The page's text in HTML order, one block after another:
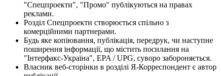
"Спецпроекти", "Промо" публікуються на правах
реклами.
Розділ Спецпроекти створюється спільно з
комерційними партнерами.
Будь яке копіювання, публікація, передрук, чи наступне
поширення інформації, що містить посилання на
"Інтерфакс-Україна", EPA / UPG, суворо забороняється.
Власник веб-сторінки в розділі Я-Корреспондент є автор